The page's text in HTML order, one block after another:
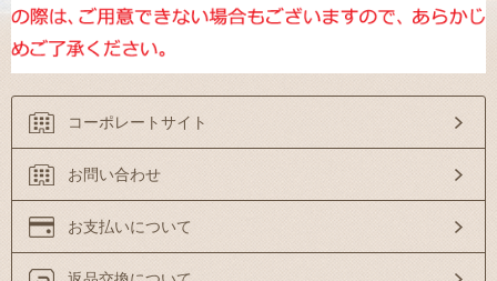
コーポレートサイト
お問い合わせ
お支払いについて